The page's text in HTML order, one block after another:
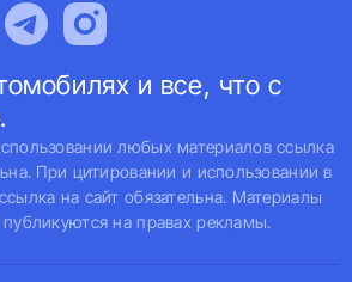
и все, что с
любых материалов ссылка
При цитировании и использовании в
на сайт обязательна. Материалы
на правах рекламы.